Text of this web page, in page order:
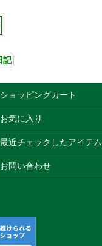
記
ショッピングカート
お気に入り
最近チェックしたアイテム
お問い合わせ